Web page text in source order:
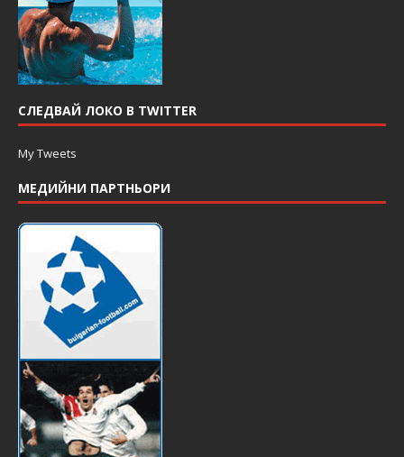
СЛЕДВАЙ ЛОКО В TWITTER
My Tweets
МЕДИЙНИ ПАРТНЬОРИ